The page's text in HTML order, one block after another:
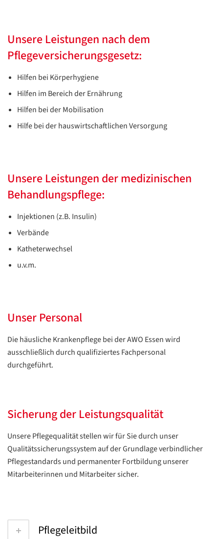
Unsere Leistungen nach dem
Pflegeversicherungsgesetz:
Hilfen bei Körperhygiene
Hilfen im Bereich der Ernährung
Hilfen bei der Mobilisation
Hilfe bei der hauswirtschaftlichen Versorgung
Unsere Leistungen der medizinischen
Behandlungspflege:
Injektionen (z.B. Insulin)
Verbände
Katheterwechsel
u.v.m.
Unser Personal
Die häusliche Krankenpflege bei der AWO Essen wird
ausschließlich durch qualifiziertes Fachpersonal
durchgeführt.
Sicherung der Leistungsqualität
Unsere Pflegequalität stellen wir für Sie durch unser
Qualitätssicherungssystem auf der Grundlage verbindlicher
Pflegestandards und permanenter Fortbildung unserer
Mitarbeiterinnen und Mitarbeiter sicher.
Pflegeleitbild